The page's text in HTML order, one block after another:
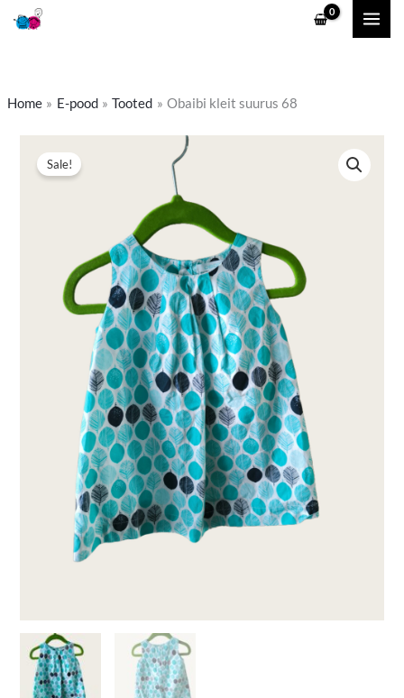
Skip
Home E-pood Tooted Obaibi kleit suurus 68
Sale!
Algne
3,90 €.
Praegune
hind
on:
1,50 €.
kleit